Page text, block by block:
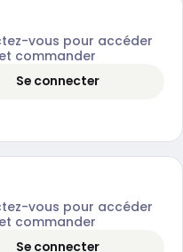
vous pour accéder
commander
Se connecter
vous pour accéder
commander
Se connecter